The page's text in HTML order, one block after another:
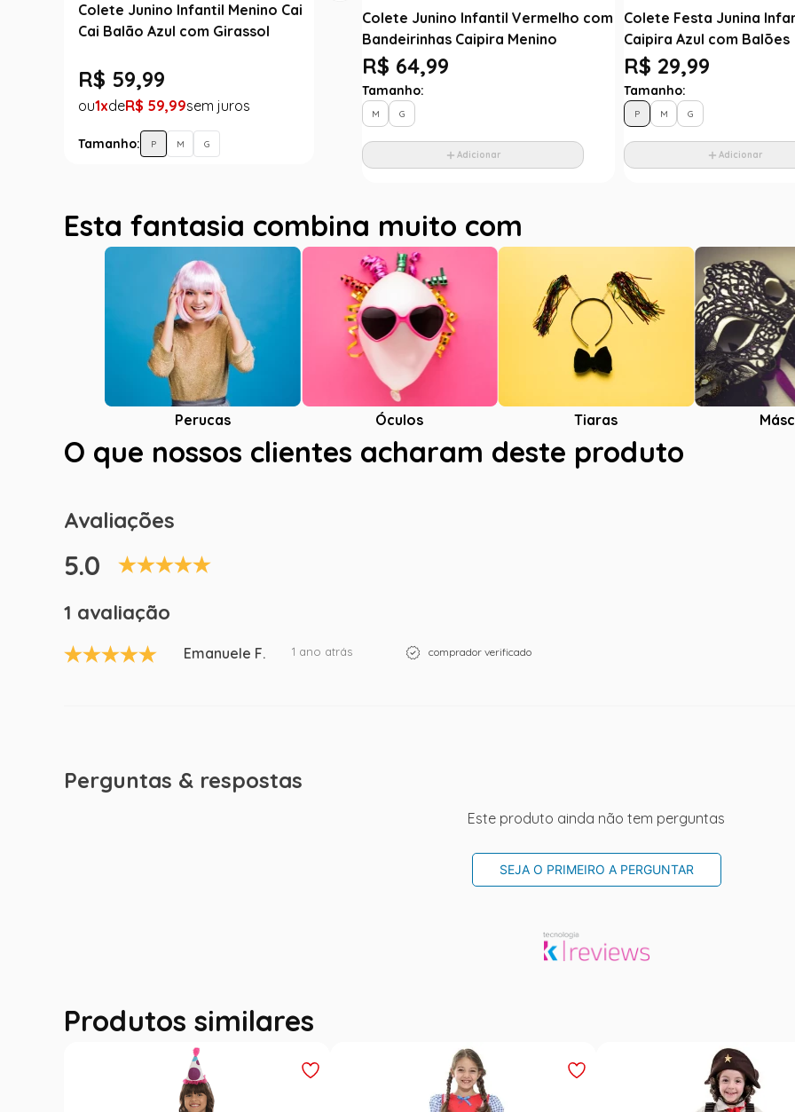
Colete Junino Infantil Menino Cai
Cai Balão Azul com Girassol
R$ 59,99
1 R$ 59,99
Tamanho: P M G
Colete Junino Infantil Vermelho com
Bandeirinhas Caipira Menino
R$ 64,99
Tamanho:
M G
Adicionar
Colete Festa Junina
Caipira Azul com Balões
R$ 29,99
Tamanho:
P M G
Adicionar
Esta fantasia combina muito com
Perucas Óculos Tiaras
O que nossos clientes acharam deste produto
Avaliações
5.0
1 avaliação
Emanuele F. 1 ano atrás comprador verificado
Perguntas & respostas
Este produto ainda não tem perguntas
SEJA O PRIMEIRO A PERGUNTAR
Produtos similares